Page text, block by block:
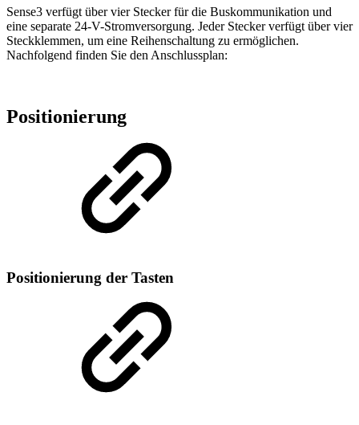
Sense3 verfügt über vier Stecker für die Buskommunikation und
eine separate 24-V-Stromversorgung. Jeder Stecker verfügt über vier
Steckklemmen, um eine Reihenschaltung zu ermöglichen.
Nachfolgend finden Sie den Anschlussplan:
Positionierung
Positionierung der Tasten